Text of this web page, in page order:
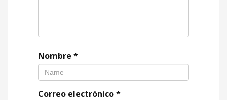
Nombre *
Correo electrónico*